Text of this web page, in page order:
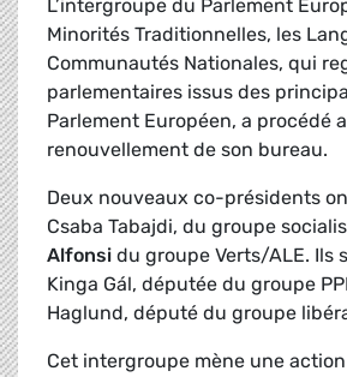
L’intergroupe du Parlement
Minorités Traditionnelles, les
Communautés Nationales, qui
parlementaires issus des
Parlement Européen, a procédé
renouvellement de son bureau.
Deux nouveaux co-présidents
Csaba Tabajdi, du groupe
Alfonsi du groupe Verts/ALE. Ils
Kinga Gál, députée du groupe
Haglund, député du groupe
Cet intergroupe mène une